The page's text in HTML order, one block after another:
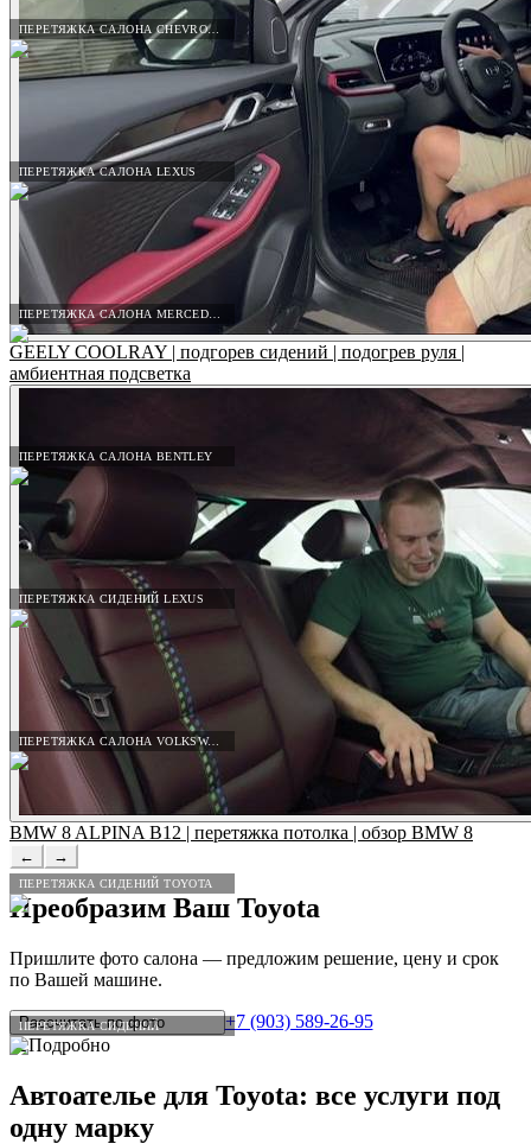
ПЕРЕТЯЖКА САЛОНА CHEVROLET
ПЕРЕТЯЖКА САЛОНА LEXUS
ПЕРЕТЯЖКА САЛОНА BENTLEY
ПЕРЕТЯЖКА СИДЕНИЙ LEXUS
ПЕРЕТЯЖКА САЛОНА VOLKSWAGEN
ПЕРЕТЯЖКА СИДЕНИЙ TOYOTA
ПЕРЕТЯЖКА СИДЕНИЙ
GEELY COOLRAY | подгорев сидений | подогрев руля |
амбиентная подсветка
BMW 8 ALPINA B12 | перетяжка потолка | обзор BMW 8
← →
Преобразим Ваш Toyota
Пришлите фото салона — предложим решение, цену и срок
по Вашей машине.
Рассчитать по фото
+7 (903) 589-26-95
12Подробно
Автоателье для Toyota: все услуги под
одну марку